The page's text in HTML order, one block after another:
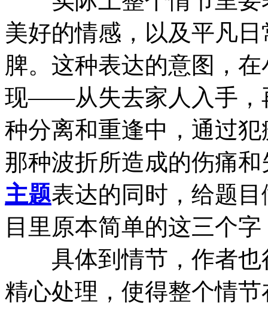
美好的情感，以及平凡
脾。这种表达的意图，
现——从失去家人入手，
种分离和重逢中，通过
那种波折所造成的伤痛
主题表达的同时，给题目
目里原本简单的这三个
具体到情节，作者也
精心处理，使得整个情